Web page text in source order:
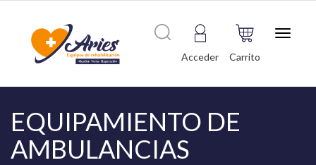
Acceder Carrito
Toggle
EQUIPAMIENTO DE
AMBULANCIAS